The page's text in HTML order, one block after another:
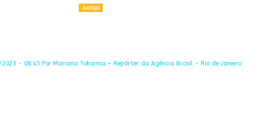
Justiça
- 08:45 Por Mariana Tokarnia – Repórter da Agência Brasil - Rio de Janeiro